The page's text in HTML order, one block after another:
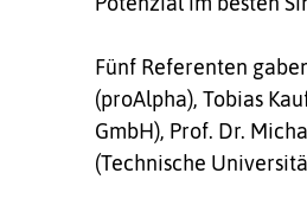
Fünf Referenten
(proAlpha), Tobias
GmbH), Prof. Dr.
(Technische